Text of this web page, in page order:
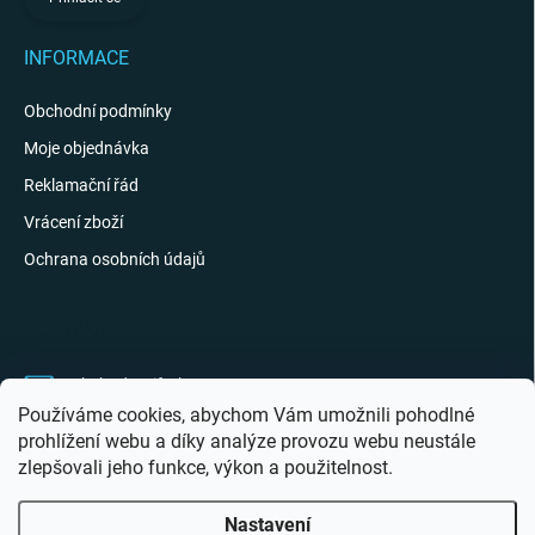
Používáme cookies, abychom Vám umožnili pohodlné
prohlížení webu a díky analýze provozu webu neustále
zlepšovali jeho funkce, výkon a použitelnost.
Nastavení
INFORMACE
Obchodní podmínky
Moje objednávka
Reklamační řád
Vrácení zboží
Ochrana osobních údajů
obchod@giftak.cz
731 320 162
Gifťák se mi líbí!